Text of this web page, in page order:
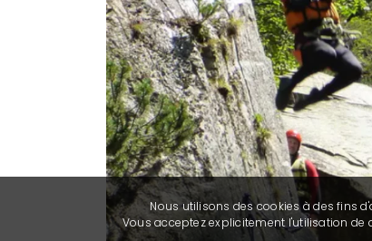
Nous utilisons des cookies à des fins
Vous acceptez explicitement l'utilisation